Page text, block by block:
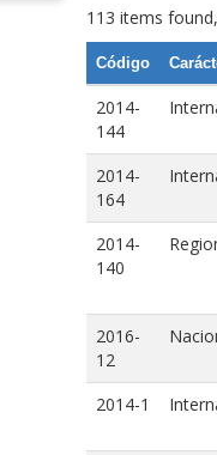
113 items
Código
2014-
144
2014-
164
2014-
140
2016-
12
2014-1